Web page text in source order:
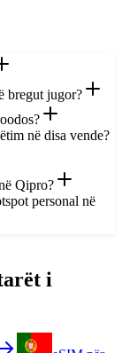
bregut jugor?
në disa vende?
Qipro?
personal në
i